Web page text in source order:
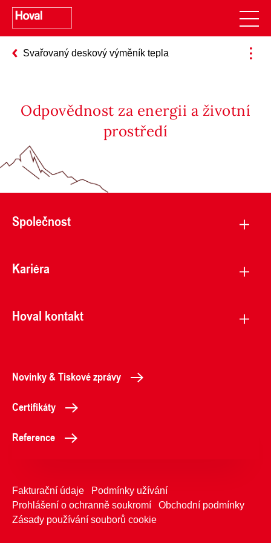
Svařovaný deskový výměník tepla
Odpovědnost za energii a životní
prostředí
Společnost
Kariéra
Hoval kontakt
Novinky & Tiskové zprávy
Certifikáty
Reference
Fakturační údaje
Podmínky užívání
Prohlášení o ochranně soukromí
Obchodní podmínky
Zásady používání souborů cookie